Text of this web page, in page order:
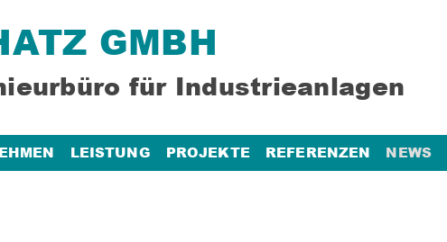
GMBH
für Industrieanlagen
LEISTUNG PROJEKTE REFERENZEN NEWS